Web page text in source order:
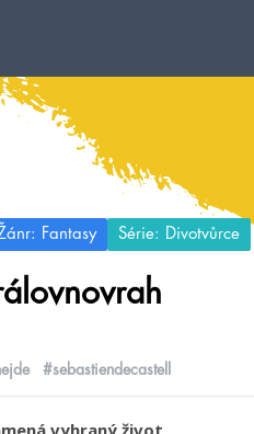
Fantasy Série: Divotvůrce
#sebastiendecastell
vyhraný život